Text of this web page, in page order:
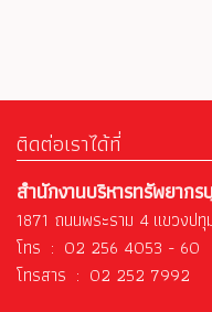
ติดต่อเราได้ที่
สำนักงานบริหารทรัพยาก
1871 ถนนพระราม 4 แขวงป
โทร : 02 256 4053 - 60
โทรสาร : 02 252 7992